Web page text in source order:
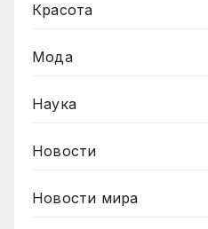
Красота
Мода
Наука
Новости
Новости мира